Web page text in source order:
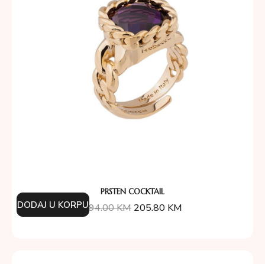
PRSTEN COCKTAIL
294.00KM 205.80 KM
DODAJ U KORPU